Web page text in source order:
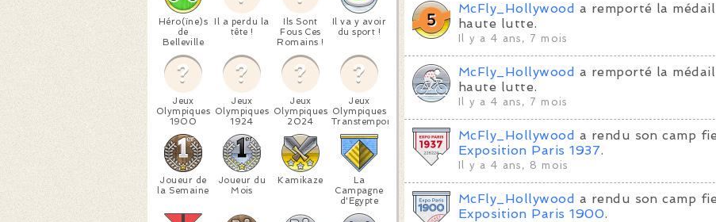
Héro(ïne)s
de
Belleville
Il a perdu la
tête !
Ils Sont
Fous Ces
Romains !
Il va y avoir
du sport !
Jeux
Olympiques
1900
Jeux
Olympiques
1924
Jeux
Olympiques
2024
Jeux
Olympiques
Transtemporels
Joueur de
la Semaine
Joueur du
Mois
Kamikaze
La
Campagne
d'Egypte
McFly_Hollywood a remporté la
haute lutte.
Il y a 4 ans, 7 mois
McFly_Hollywood a remporté la
haute lutte.
Il y a 4 ans, 7 mois
McFly_Hollywood a rendu son camp
Exposition Paris 1937.
Il y a 4 ans, 8 mois
McFly_Hollywood a rendu son camp
Exposition Paris 1900.